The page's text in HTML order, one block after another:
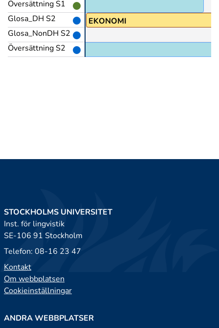
Översättning S1
Glosa_DH S2
Glosa_NonDH S2
Översättning S2
EKONOMI
STOCKHOLMS UNIVERSITET
Inst. för lingvistik
SE-106 91 Stockholm
Telefon: 08-16 23 47
Kontakt
Om webbplatsen
Cookieinställningar
ANDRA WEBBPLATSER